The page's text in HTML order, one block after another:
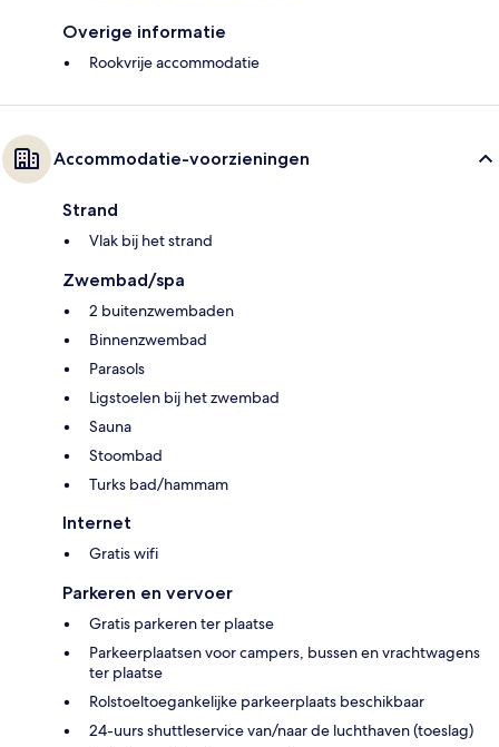
Overige informatie
Rookvrije accommodatie
Accommodatie-voorzieningen
Strand
Vlak bij het strand
Zwembad/spa
2 buitenzwembaden
Binnenzwembad
Parasols
Ligstoelen bij het zwembad
Sauna
Stoombad
Turks bad/hammam
Internet
Gratis wifi
Parkeren en vervoer
Gratis parkeren ter plaatse
Parkeerplaatsen voor campers, bussen en vrachtwagens
ter plaatse
Rolstoeltoegankelijke parkeerplaats beschikbaar
24-uurs shuttleservice van/naar de luchthaven (toeslag)